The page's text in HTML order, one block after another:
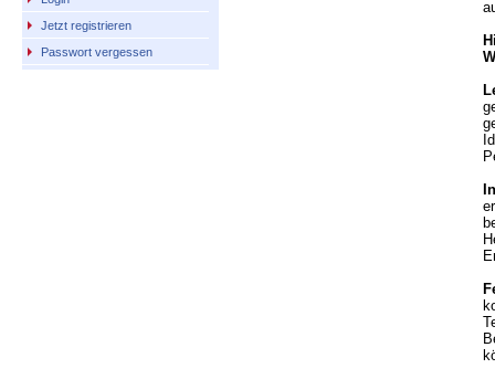
Jetzt registrieren
Passwort vergessen